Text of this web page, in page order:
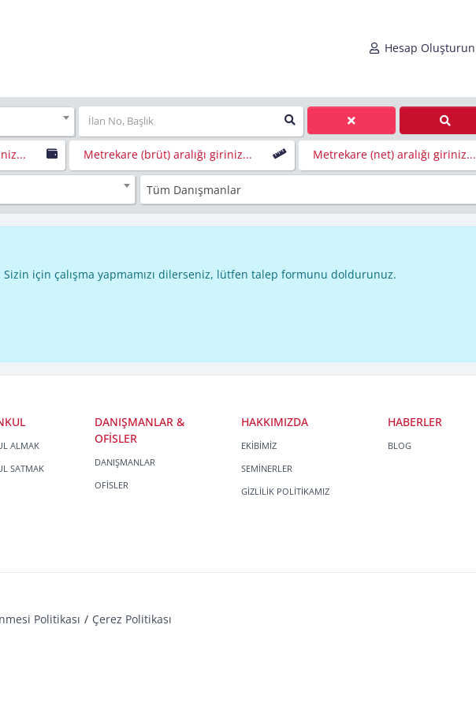
Hesap Oluşturun
Metrekare (brüt) aralığı giriniz... Metrekare (net) aralığı giriniz...
Tüm Danışmanlar
için çalışma yapmamızı dilerseniz, lütfen talep formunu doldurunuz.
ALMAK
SATMAK
DANIŞMANLAR &
OFİSLER
DANIŞMANLAR
OFİSLER
HAKKIMIZDA
EKİBİMİZ
SEMİNERLER
GİZLİLİK POLİTİKAMIZ
HABERLER
BLOG
Politikası
Çerez Politikası